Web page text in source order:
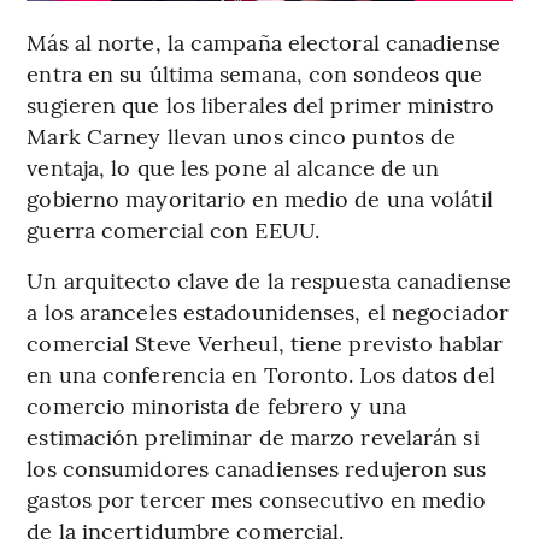
Más al norte, la campaña electoral canadiense
entra en su última semana, con sondeos que
sugieren que los liberales del primer ministro
Mark Carney llevan unos cinco puntos de
ventaja, lo que les pone al alcance de un
gobierno mayoritario en medio de una volátil
guerra comercial con EEUU.
Un arquitecto clave de la respuesta canadiense
a los aranceles estadounidenses, el negociador
comercial Steve Verheul, tiene previsto hablar
en una conferencia en Toronto. Los datos del
comercio minorista de febrero y una
estimación preliminar de marzo revelarán si
los consumidores canadienses redujeron sus
gastos por tercer mes consecutivo en medio
de la incertidumbre comercial.